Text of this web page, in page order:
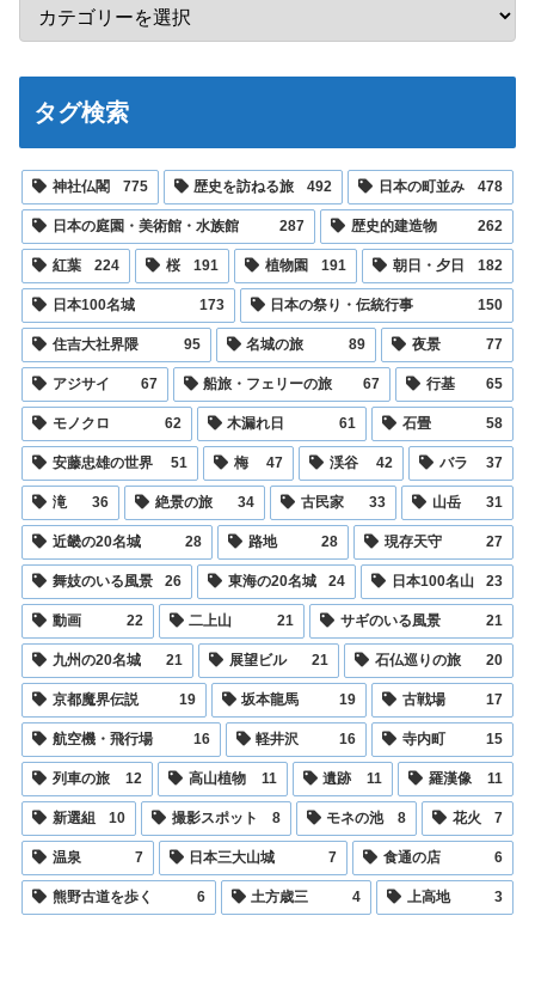
タグ検索
神社仏閣 775 歴史を訪ねる旅 492 日本の町並み 478
日本の庭園・美術館・水族館 287 歴史的建造物 262
紅葉 224 桜 191 植物園 191 朝日・夕日 182
日本100名城 173 日本の祭り・伝統行事 150
住吉大社界隈 95 名城の旅 89 夜景 77
アジサイ 67 船旅・フェリーの旅 67 行基 65
モノクロ 62 木漏れ日 61 石畳 58
安藤忠雄の世界 51 梅 47 渓谷 42 バラ 37
滝 36 絶景の旅 34 古民家 33 山岳 31
近畿の20名城 28 路地 28 現存天守 27
舞妓のいる風景 26 東海の20名城 24 日本100名山 23
動画 22 二上山 21 サギのいる風景 21
九州の20名城 21 展望ビル 21 石仏巡りの旅 20
京都魔界伝説 19 坂本龍馬 19 古戦場 17
航空機・飛行場 16 軽井沢 16 寺内町 15
列車の旅 12 高山植物 11 遺跡 11 羅漢像 11
新選組 10 撮影スポット 8 モネの池 8 花火 7
温泉 7 日本三大山城 7 食通の店 6
熊野古道を歩く 6 土方歳三 4 上高地 3